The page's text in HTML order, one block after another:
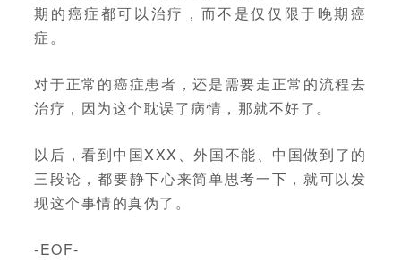
期的癌症都可以治疗，而不是仅仅限于晚期癌
症。
对于正常的癌症患者，还是需要走正常的流程去
治疗，因为这个耽误了病情，那就不好了。
以后，看到中国XXX、外国不能、中国做到了的
三段论，都要静下心来简单思考一下，就可以发
现这个事情的真伪了。
-EOF-